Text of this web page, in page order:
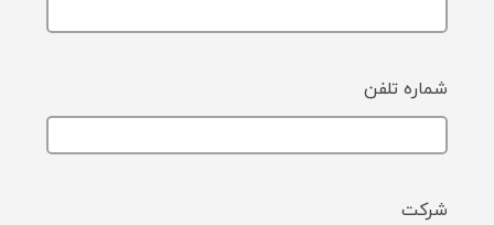
شماره تلفن
شرکت